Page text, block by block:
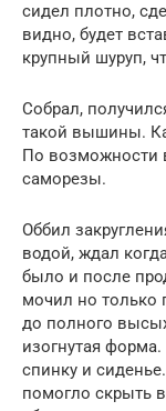
сидел плотно,
видно, будет
крупный шуруп,
Собрал,
такой вышины.
По возможности
саморезы.
Оббил
водой, ждал
было и после
мочил но только
до полного
изогнутая
спинку и
помогло скрыть